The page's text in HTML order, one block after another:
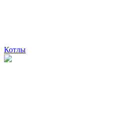
Котлы